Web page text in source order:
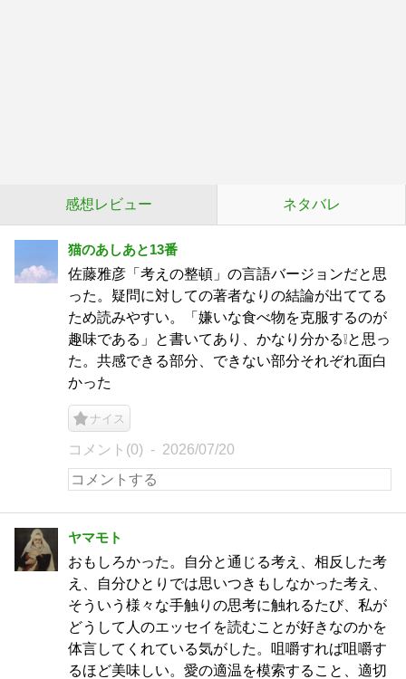
感想レビュー ネタバレ
猫のあしあと13番
佐藤雅彦「考えの整頓」の言語バージョンだと思
った。疑問に対しての著者なりの結論が出ててる
ため読みやすい。「嫌いな食べ物を克服するのが
趣味である」と書いてあり、かなり分かる❕と思っ
た。共感できる部分、できない部分それぞれ面白
かった
ナイス
コメント(0) 2026/07/20
ヤマモト
おもしろかった。自分と通じる考え、相反した考
え、自分ひとりでは思いつきもしなかった考え、
そういう様々な手触りの思考に触れるたび、私が
どうして人のエッセイを読むことが好きなのかを
体言してくれている気がした。咀嚼すれば咀嚼す
るほど美味しい。愛の適温を模索すること、適切